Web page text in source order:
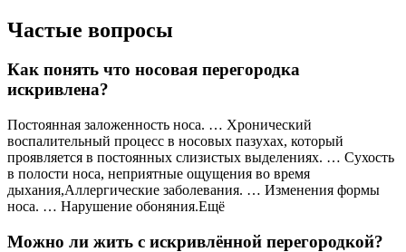
Частые вопросы
Как понять что носовая перегородка
искривлена?
Постоянная заложенность носа. … Хронический
воспалительный процесс в носовых пазухах, который
проявляется в постоянных слизистых выделениях. … Сухость
в полости носа, неприятные ощущения во время
дыхания,Аллергические заболевания. … Изменения формы
носа. … Нарушение обоняния.Ещё
Можно ли жить с искривлённой перегородкой?